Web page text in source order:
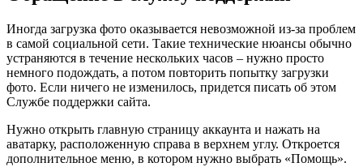
Иногда загрузка фото оказывается невозможной из-за проблем
в самой социальной сети. Такие технические нюансы обычно
устраняются в течение нескольких часов – нужно просто
немного подождать, а потом повторить попытку загрузки
фото. Если ничего не изменилось, придется писать об этом
Службе поддержки сайта.
Нужно открыть главную страницу аккаунта и нажать на
аватарку, расположенную справа в верхнем углу. Откроется
дополнительное меню, в котором нужно выбрать «Помощь».